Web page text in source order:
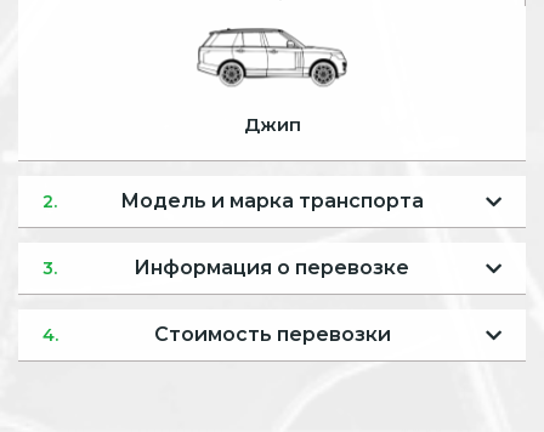
Джип
2. Модель и марка транспорта
3. Информация о перевозке
4. Стоимость перевозки